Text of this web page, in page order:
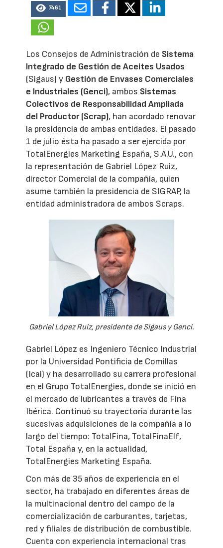
7461
Los Consejos de Administración de Sistema
Integrado de Gestión de Aceites Usados
(Sigaus) y Gestión de Envases Comerciales
e Industriales (Genci), ambos Sistemas
Colectivos de Responsabilidad Ampliada
del Productor (Scrap), han acordado renovar
la presidencia de ambas entidades. El pasado
1 de julio ésta ha pasado a ser ejercida por
TotalEnergies Marketing España, S.A.U., con
la representación de Gabriel López Ruiz,
director Comercial de la compañía, quien
asume también la presidencia de SIGRAP, la
entidad administradora de ambos Scraps.
Gabriel López Ruiz, presidente de Sigaus y Genci.
Gabriel López es Ingeniero Técnico Industrial
por la Universidad Pontificia de Comillas
(Icai) y ha desarrollado su carrera profesional
en el Grupo TotalEnergies, donde se inició en
el mercado de lubricantes a través de Fina
Ibérica. Continuó su trayectoria durante las
sucesivas adquisiciones de la compañía a lo
largo del tiempo: TotalFina, TotalFinaElf,
Total España y, en la actualidad,
TotalEnergies Marketing España.
Con más de 35 años de experiencia en el
sector, ha trabajado en diferentes áreas de
la multinacional dentro del campo de la
comercialización de carburantes, tarjetas,
red y filiales de distribución de combustible.
Cuenta con experiencia internacional tras